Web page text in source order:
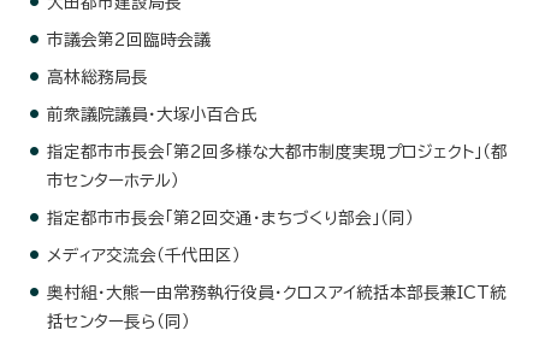
市議会第2回臨時会議
高林総務局長
前衆議院議員・大塚小百合氏
指定都市市長会「第2回多様な大都市制度実現プロジェクト」（都
市センターホテル）
指定都市市長会「第2回交通・まちづくり部会」（同）
メディア交流会（千代田区）
奥村組・大熊一由常務執行役員・クロスアイ統括本部長兼ICT統
括センター長ら（同）